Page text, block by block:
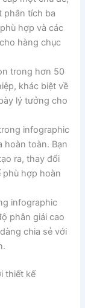
phân tích ba
hợp và các
hàng chục
trong hơn 50
khác biệt về
lý tưởng cho
infographic
hoàn toàn. Bạn
ra, thay đổi
phù hợp hoàn
infographic
phân giải cao
chia sẻ với
thiết kế